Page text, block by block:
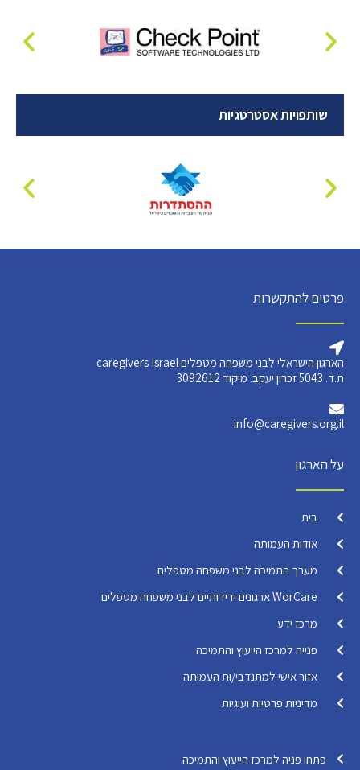
שותפויות אסטרטגיות
פרטים להתקשרות
הארגון הישראלי לבני משפחה מטפלים caregivers Israel
ת.ד. 5043 זכרון יעקב. מיקוד 3092612
info@caregivers.org.il
על הארגון
בית
אודות העמותה
מערך התמיכה לבני משפחה מטפלים
WorCare ארגונים ידידותיים לבני משפחה מטפלים
מרכז ידע
פנייה למרכז הייעוץ והתמיכה
אזור אישי למתנדבי/ות העמותה
מדיניות פרטיות ועוגיות
פתחו פניה למרכז הייעוץ והתמיכה